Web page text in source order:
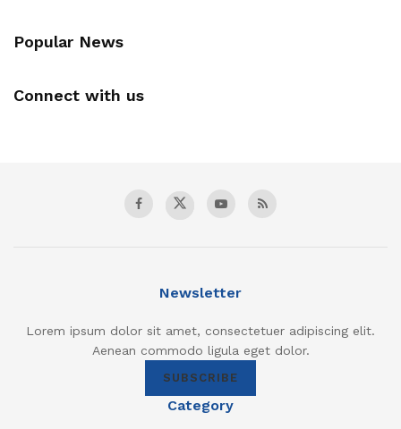
Popular News
Connect with us
Newsletter
Lorem ipsum dolor sit amet, consectetuer adipiscing elit.
Aenean commodo ligula eget dolor.
SUBSCRIBE
Category